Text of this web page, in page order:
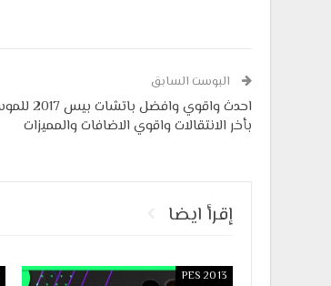
البوست السابق
بأخر الانتقالات واقوي الاضافات والمميزات
إقرأ ايضا
PES 2013